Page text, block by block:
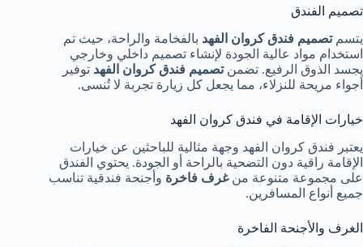
تصميم الفندق
يتسمتصميم فندق كروان الفهد بالفخامة والراحة، حيث تم
استخدام مواد عالية الجودة لإنشاء تصميم داخلي وخارجي
يجسد الذوق الرفيع. تضمنتصميم فندق كروان الفهد توفير
أجواء مريحة للنزلاء، مما يجعل كل زيارة تجربة لا تُنسى.
خيارات الإقامة في فندق كروان الفهد
يعتبر فندق كروان الفهد وجهة مثالية للباحثين عن خيارات
الإقامة راقية دون التضحية بالراحة أو الجودة. يحتوي الفندق
على مجموعة متنوعة منغرف فاخرة وأجنحة فندقية تناسب
جميع أنواع المسافرين.
الغرف والأجنحة الفاخرة